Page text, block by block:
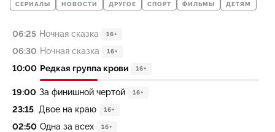
СЕРИАЛЫ НОВОСТИ ДРУГОЕ СПОРТ ФИЛЬМЫ ДЕТЯМ
06:25 Ночная сказка 16+
06:30 Ночная сказка 16+
10:00 Редкая группа крови 16+
19:00 За финишной чертой 16+
23:15 Двое на краю 16+
02:50 Одна за всех 16+